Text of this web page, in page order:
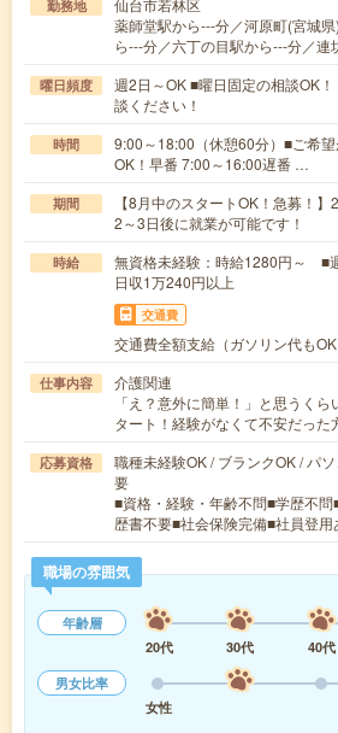
勤務地
仙台市若林区
薬師堂駅から---分／河原町(宮城
ら---分／六丁の目駅から---分／連
曜日頻度
週2日～OK ■曜日固定の相談OK
談ください！
時間
9:00～18:00（休憩60分）■ご希
OK！早番 7:00～16:00遅番 …
期間
【8月中のスタートOK！急募！
2～3日後に就業が可能です！
時給
無資格未経験：時給1280円～
日収1万240円以上
交通費
交通費全額支給（ガソリン代もOK
仕事内容
介護関連
「え？意外に簡単！」と思うく
タート！経験がなくて不安だっ
応募資格
職種未経験OK / ブランクOK / パ
要
■資格・経験・年齢不問■学歴不
歴書不要■社会保険完備■社員登
職場の雰囲気
年齢層
20代
30代 40代
男女比率
女性